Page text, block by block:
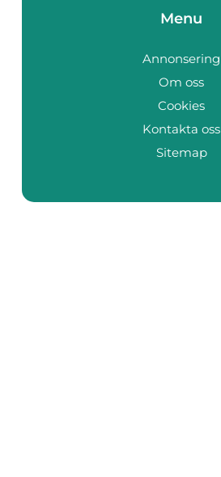
Menu
Annonsering
Om oss
Cookies
Kontakta oss
Sitemap